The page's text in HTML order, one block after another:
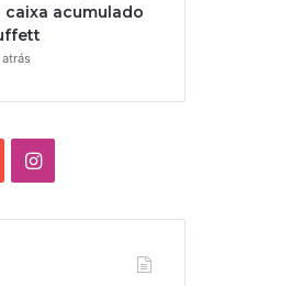
caixa acumulado
Instagram